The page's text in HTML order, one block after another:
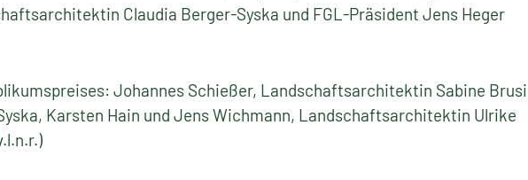
Claudia Berger-Syska und FGL-Präsident Jens Heger
Johannes Schießer, Landschaftsarchitektin Sabine
Karsten Hain und Jens Wichmann, Landschaftsarchitektin Ulrike